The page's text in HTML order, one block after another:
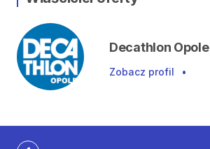
Decathlon Opole
Zobacz profil •